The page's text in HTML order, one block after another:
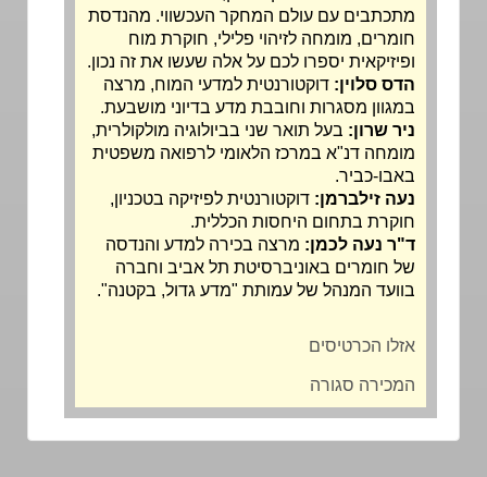
מתכתבים עם עולם המחקר העכשווי. מהנדסת
חומרים, מומחה לזיהוי פלילי, חוקרת מוח
ופיזיקאית יספרו לכם על אלה שעשו את זה נכון.
הדס סלוין:דוקטורנטית למדעי המוח, מרצה
במגוון מסגרות וחובבת מדע בדיוני מושבעת.
ניר שרון:בעל תואר שני בביולוגיה מולקולרית,
מומחה דנ"א במרכז הלאומי לרפואה משפטית
באבו-כביר.
נעה זילברמן:דוקטורנטית לפיזיקה בטכניון,
חוקרת בתחום היחסות הכללית.
ד"ר נעה לכמן:מרצה בכירה למדע והנדסה
של חומרים באוניברסיטת תל אביב וחברה
בוועד המנהל של עמותת "מדע גדול, בקטנה ".
אזלו הכרטיסים
המכירה סגורה